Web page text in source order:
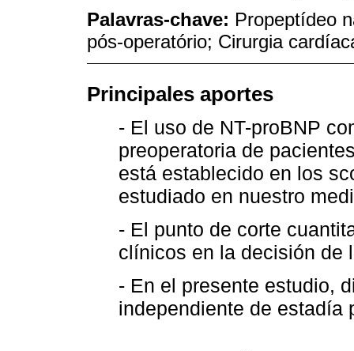
Palavras-chave: Propeptídeo
pós-operatório; Cirurgia
Principales aportes
- El uso de NT-proBNP
preoperatoria de
está establecido en los
estudiado en nuestro
- El punto de corte
clínicos en la decisión de
- En el presente estudio,
independiente de estadía